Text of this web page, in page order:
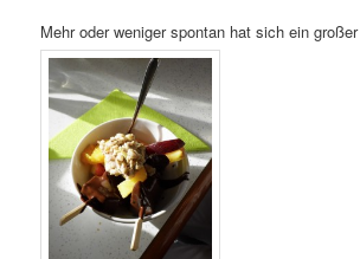
Mehr oder weniger spontan hat sich ein großer